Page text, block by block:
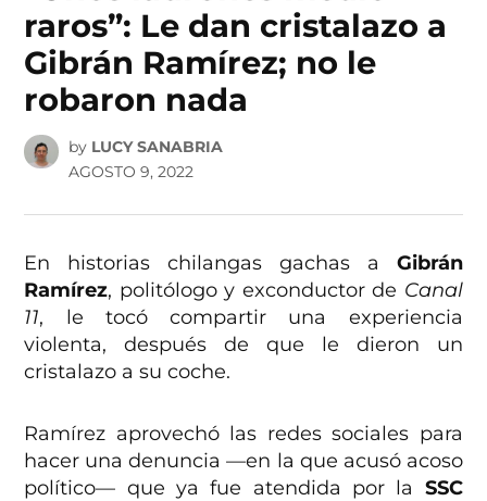
raros”: Le dan cristalazo a
Gibrán Ramírez; no le
robaron nada
by LUCY SANABRIA
AGOSTO 9, 2022
En historias chilangas gachas a Gibrán
Ramírez, politólogo y exconductor de Canal
11, le tocó compartir una experiencia
violenta, después de que le dieron un
cristalazo a su coche.
Ramírez aprovechó las redes sociales para
hacer una denuncia —en la que acusó acoso
político— que ya fue atendida por la SSC